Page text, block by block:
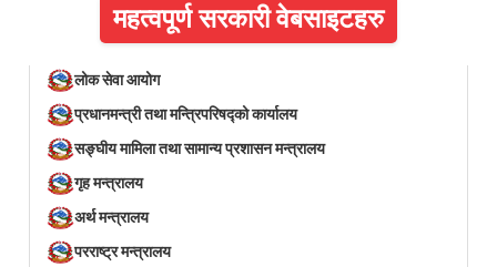
महत्वपूर्ण सरकारी वेबसाइटहरु
लोक सेवा आयोग
प्रधानमन्त्री तथा मन्त्रिपरिषद्को कार्यालय
सङ्घीय मामिला तथा सामान्य प्रशासन मन्त्रालय
गृह मन्त्रालय
अर्थ मन्त्रालय
परराष्ट्र मन्त्रालय